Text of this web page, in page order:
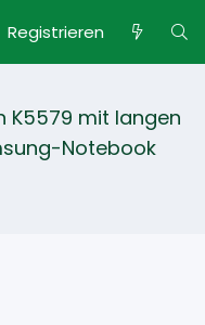
Registrieren
K5579 mit langen
Notebook